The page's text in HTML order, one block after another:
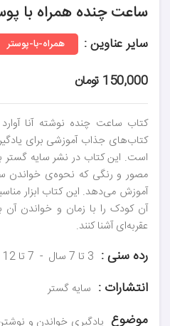
ساعت چنده همراه با
سایر عناوین : همراه-با-پوستر
150,000 تومان
کتاب ساعت چنده نوشته آنا
کتاب‌های جذاب آموزشی برای
است. این کتاب در نشر سایه
مصور و رنگی که نحوه‌ی خواندن
آموزش می‌دهد. این کتاب ابزار
آن کودک را با زمان و خواندن
عقربه‌ای آشنا کنند.
رده سنی : 3 تا 7 سال 7 تا 12 سال
انتشارات : سایه گستر
موضوع